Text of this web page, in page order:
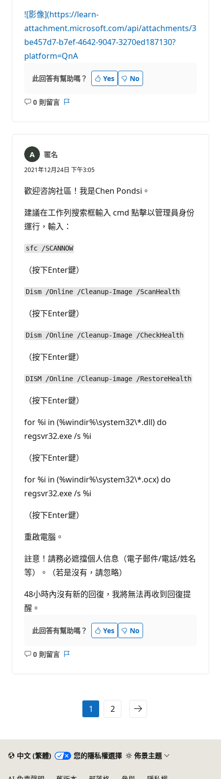
![影像](https://learn-
attachment.microsoft.com/api/attachments/3
be457d7-b7ef-4642-9047-3270ed187130?
platform=QnA
此回答有幫助嗎？ Yes No
0 則留言
沒
言
匿名
2021年12月24日 下午3:05
歡迎咨詢社區！我是Chen Pondsi。
建議在工作列搜索框輸入 cmd 點擊以管理員身份
運行，輸入：
sfc /SCANNOW
（按下Enter鍵）
Dism /Online /Cleanup-Image /ScanHealth
（按下Enter鍵）
Dism /Online /Cleanup-Image /CheckHealth
（按下Enter鍵）
DISM /Online /Cleanup-image /RestoreHealth
（按下Enter鍵）
for %i in (%windir%\system32\*.dll) do
regsvr32.exe /s %i
（按下Enter鍵）
for %i in (%windir%\system32\*.ocx) do
regsvr32.exe /s %i
（按下Enter鍵）
重啟電腦。
註意！請務必遮擋個人信息（電子郵件/電話/姓名
等）。（若是沒有，請忽略）
48小時內沒有新的回復，我將無法再收到回復提
醒。
此回答有幫助嗎？ Yes No
0 則留言
沒
1 2
中文 (繁體) 您的隱私權選擇 佈景主題